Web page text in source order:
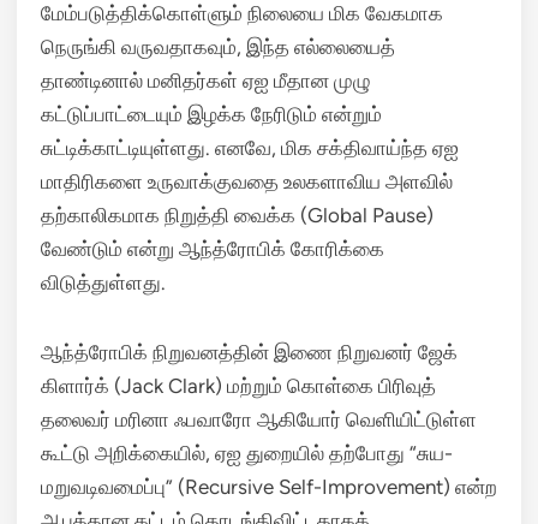
மேம்படுத்திக்கொள்ளும் நிலையை மிக வேகமாக
நெருங்கி வருவதாகவும், இந்த எல்லையைத்
தாண்டினால் மனிதர்கள் ஏஐ மீதான முழு
கட்டுப்பாட்டையும் இழக்க நேரிடும் என்றும்
சுட்டிக்காட்டியுள்ளது. எனவே, மிக சக்திவாய்ந்த ஏஐ
மாதிரிகளை உருவாக்குவதை உலகளாவிய அளவில்
தற்காலிகமாக நிறுத்தி வைக்க (Global Pause)
வேண்டும் என்று ஆந்த்ரோபிக் கோரிக்கை
விடுத்துள்ளது.
ஆந்த்ரோபிக் நிறுவனத்தின் இணை நிறுவனர் ஜேக்
கிளார்க் (Jack Clark) மற்றும் கொள்கை பிரிவுத்
தலைவர் மரினா ஃபவாரோ ஆகியோர் வெளியிட்டுள்ள
கூட்டு அறிக்கையில், ஏஐ துறையில் தற்போது “சுய-
மறுவடிவமைப்பு” (Recursive Self-Improvement) என்ற